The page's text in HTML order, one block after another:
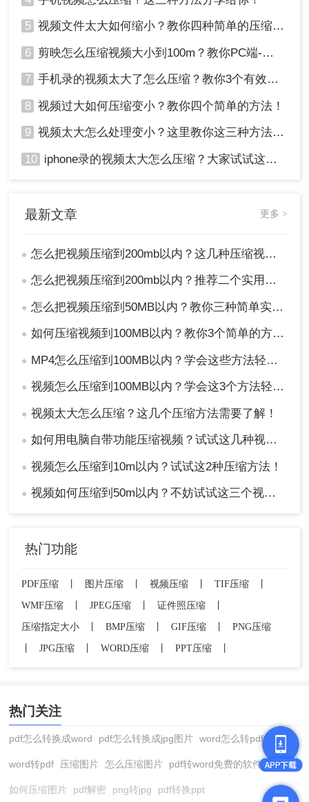
5 视频文件太大如何缩小？教你四种简单的压缩方法！
6 剪映怎么压缩视频大小到100m？教你PC端-移动端压缩方式！
7 手机录的视频太大了怎么压缩？教你3个有效压缩方法！
8 视频过大如何压缩变小？教你四个简单的方法！
9 视频太大怎么处理变小？这里教你这三种方法!！
10 iphone录的视频太大怎么压缩？大家试试这四种方法！
最新文章 更多 >
● 怎么把视频压缩到200mb以内？这几种压缩视频方法了解一下！
● 怎么把视频压缩到200mb以内？推荐二个实用压缩方法！
● 怎么把视频压缩到50MB以内？教你三种简单实用好方法！
● 如何压缩视频到100MB以内？教你3个简单的方法！
● MP4怎么压缩到100MB以内？学会这些方法轻松压缩！
● 视频怎么压缩到100MB以内？学会这3个方法轻松压缩！
● 视频太大怎么压缩？这几个压缩方法需要了解！
● 如何用电脑自带功能压缩视频？试试这几种视频压缩方法！
● 视频怎么压缩到10m以内？试试这2种压缩方法！
● 视频如何压缩到50m以内？不妨试试这三个视频压缩方法！
热门功能
PDF压缩 图片压缩 视频压缩 TIF压缩
WMF压缩
JPEG压缩 证件照压缩
压缩指定大小
BMP压缩 GIF压缩
PNG压缩
JPG压缩 WORD压缩 PPT压缩
热门关注
pdf怎么转换成word pdf怎么转换成jpg图片 word怎么转pdf
word转pdf 压缩图片 怎么压缩图片 pdf转word免费的软件
如何压缩图片 pdf解密 png转jpg pdf转换ppt